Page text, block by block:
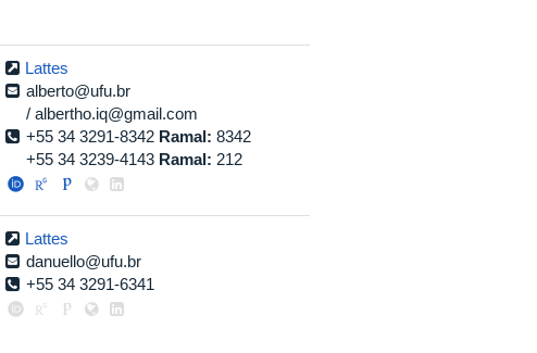
Lattes
alberto@ufu.br
albertho.iq@gmail.com
+55 34 3291-8342 Ramal:8342
+55 34 3239-4143 Ramal: 212
Lattes
danuello@ufu.br
+55 34 3291-6341